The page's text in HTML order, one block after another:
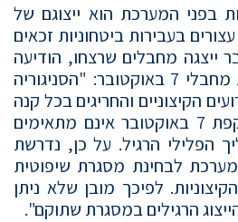
בפני המערכת הוא ייצוגם של
בעבירות ביטחוניות זכאים
ייצגה מחבלים שרצחו, הודיעה
כי לא תסכים לייצג את מחבלי 7 באוקטובר: "הסניגוריה
הקיצוניים והחריגים בכל קנה
מידה שהתרחשו במתקפת 7 באוקטובר אינם מתאימים
הפלילי הרגיל. על כן, נדרשת
לבחינת מסגרת שיפוטית
לפיכך מובן שלא ניתן
הרגילים במסגרת שתוקם".